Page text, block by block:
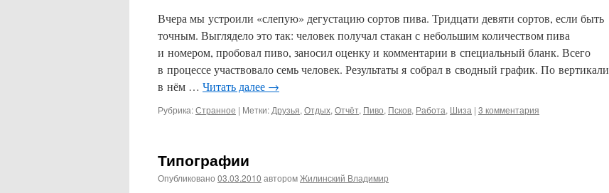
Вчера мы устроили «слепую» дегустацию сортов пива. Тридцати девяти сортов, если быть
точным. Выглядело это так: человек получал стакан с небольшим количеством пива
и номером, пробовал пиво, заносил оценку и комментарии в специальный бланк. Всего
в процессе участвовало семь человек. Результаты я собрал в сводный график. По вертикали
в нём … Читать далее →
Рубрика:Странное | Метки: Друзья, Отдых, Отчёт, Пиво, Псков, Работа, Шиза | 3 комментария
Типографии
Опубликовано 03.03.2010 авторомЖилинский Владимир